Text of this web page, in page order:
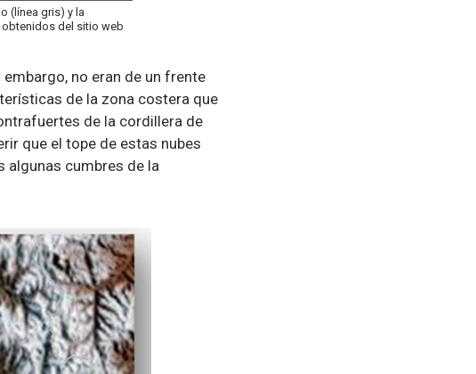
(línea gris) y la
obtenidos del sitio web
no eran de un frente
de la zona costera que
de la cordillera de
que el tope de estas nubes
algunas cumbres de la